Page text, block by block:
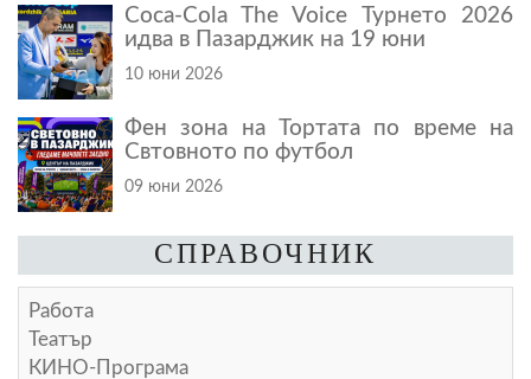
Coca-Cola The Voice Турнето 2026
идва в Пазарджик на 19 юни
10 юни 2026
Фен зона на Тортата по време на
Свтовното по футбол
09 юни 2026
СПРАВОЧНИК
Работа
Театър
КИНО-Програма